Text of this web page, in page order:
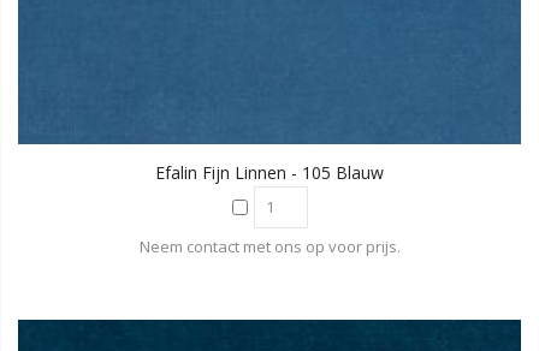
Efalin Fijn Linnen - 105 Blauw
Neem contact met ons op voor prijs.